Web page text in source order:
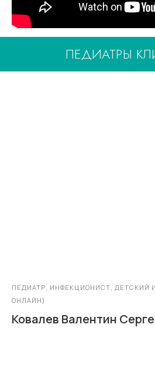
ПЕДИАТРЫ
ПЕДИАТР, ИНФЕКЦИОНИСТ, ДЕТСКИЙ
ОНЛАЙН)
Ковалев Валентин